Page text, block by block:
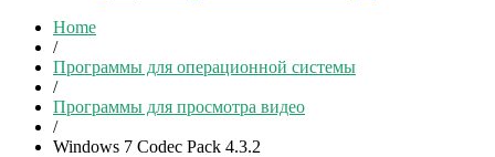
Home
/
Программы для операционной системы
/
Программы для просмотра видео
/
Windows 7 Codec Pack 4.3.2